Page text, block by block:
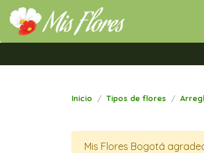
Inicio Tipos de flores
Mis Flores Bogotá